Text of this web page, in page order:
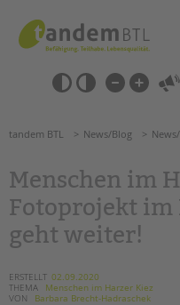
springen
Barrierefrei-
Einstellungen
überspringen
überspringen
SCHULE & GANZTAG
Grundschulen
Oberschulen
Kollegs
tandem BTL News/Blog
Menschen im
Fotoprojekt im
geht weiter!
ERSTELLT 02.09.2020
THEMA
Menschen im Harzer Kiez
VON
Barbara Brecht-Hadraschek